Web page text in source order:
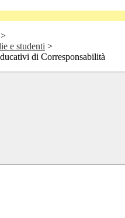
>
e studenti >
di Corresponsabilità